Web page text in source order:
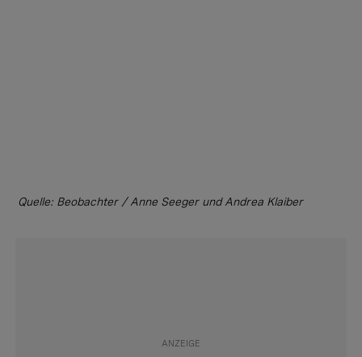
Quelle: Beobachter / Anne Seeger und Andrea Klaiber